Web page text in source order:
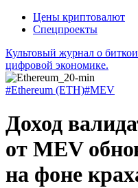
Цены криптовалют
Спецпроекты
Культовый журнал о
цифровой экономике.
#Ethereum (ETH)#MEV
Доход
от MEV
на фоне